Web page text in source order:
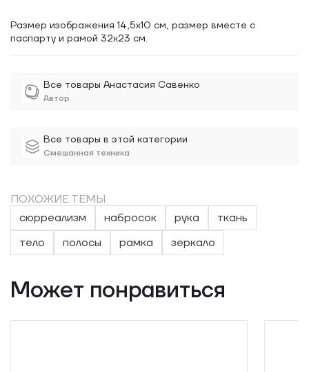
Все товары Анастасия Савенко
Автор
Все товары в этой категории
Смешанная техника
Размер изображения 14,5х10 см, размер вместе с
паспарту и рамой 32x23 см.
ПОХОЖИЕ ТЕМЫ
сюрреализм
набросок рука
ткань
тело
полосы рамка зеркало
Может понравиться